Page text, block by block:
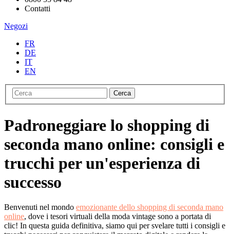
Contatti
Negozi
FR
DE
IT
EN
Cerca
Padroneggiare lo shopping di
seconda mano online: consigli e
trucchi per un'esperienza di
successo
Benvenuti nel mondo emozionante dello shopping di seconda mano
online, dove i tesori virtuali della moda vintage sono a portata di
clic! In questa guida definitiva, siamo qui per svelare tutti i consigli e